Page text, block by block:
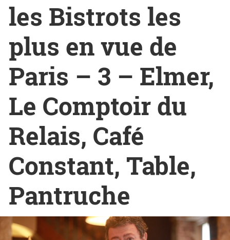
les Bistrots les
plus en vue de
Paris – 3 – Elmer,
Le Comptoir du
Relais, Café
Constant, Table,
Pantruche